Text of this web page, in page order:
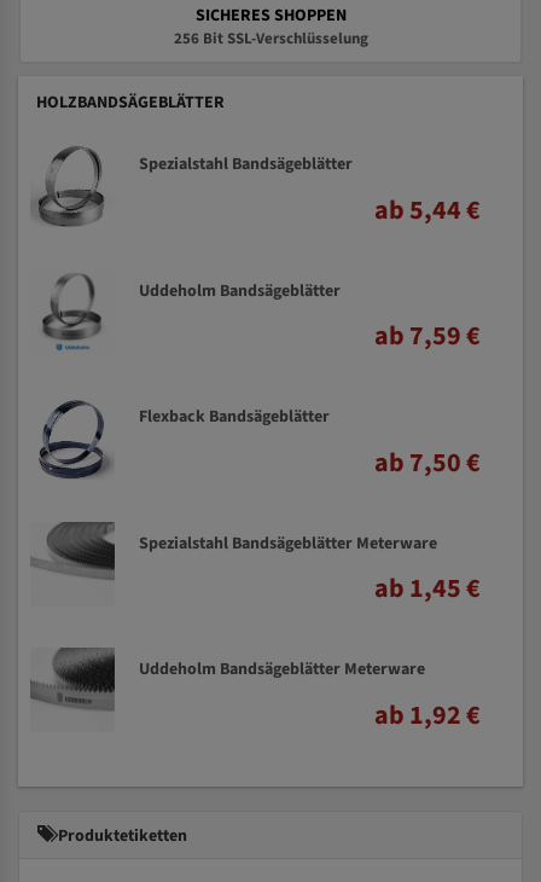
SICHERES SHOPPEN
256 Bit SSL-Verschlüsselung
HOLZBANDSÄGEBLÄTTER
Spezialstahl Bandsägeblätter
ab 5,44 €
Uddeholm Bandsägeblätter
ab 7,59 €
Flexback Bandsägeblätter
ab 7,50 €
Spezialstahl Bandsägeblätter Meterware
ab 1,45 €
Uddeholm Bandsägeblätter Meterware
ab 1,92 €
Produktetiketten